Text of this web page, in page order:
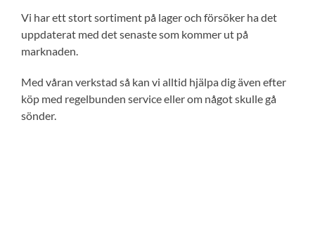
Vi har ett stort sortiment på lager och försöker ha det
uppdaterat med det senaste som kommer ut på
marknaden.
Med våran verkstad så kan vi alltid hjälpa dig även efter
köp med regelbunden service eller om något skulle gå
sönder.